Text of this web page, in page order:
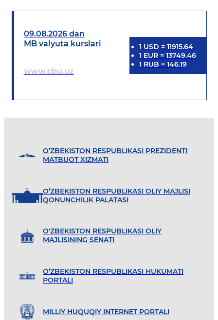
09.08.2026 dan
MB valyuta kurslari
www.cbu.uz
1 USD = 11915.64
1 EUR= 13749.46
1 RUB = 146.19
O’ZBEKISTON RESPUBLIKASI PREZIDENTI
MATBUOT XIZMATI
O’ZBEKISTON RESPUBLIKASI OLIY MAJLISI
QONUNCHILIK PALATASI
O'ZBEKISTON RESPUBLIKASI OLIY
MAJLISINING SENATI
O’ZBEKISTON RESPUBLIKASI HUKUMATI
PORTALI
MILLIY HUQUQIY INTERNET PORTALI